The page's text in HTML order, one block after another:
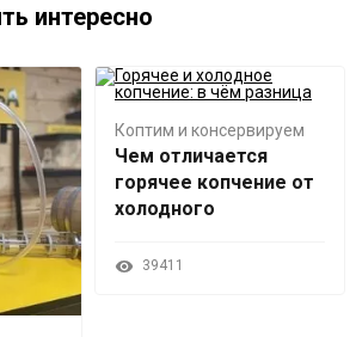
интересно
Коптим и консервируем
Чем отличается
горячее копчение от
холодного
39411